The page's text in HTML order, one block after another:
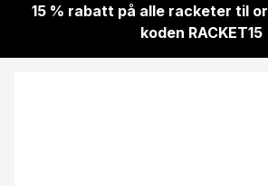
15 % rabatt på alle racketer til
koden RACKET15